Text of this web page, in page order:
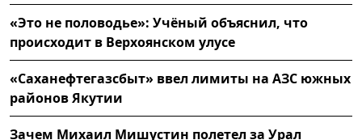
«Это не половодье»: Учёный объяснил, что
происходит в Верхоянском улусе
«Саханефтегазсбыт» ввел лимиты на АЗС южных
районов Якутии
Зачем Михаил Мишустин полетел за Урал